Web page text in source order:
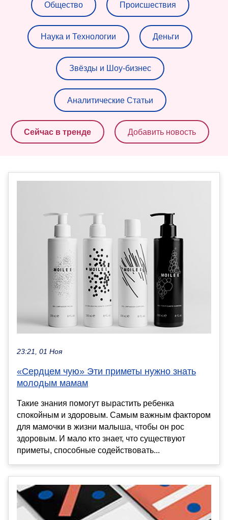
Общество Происшествия
Наука и Технологии Деньги
Звёзды и Шоу-бизнес
Аналитические Статьи
Сейчас в тренде Добавить новость
23:21, 01 Ноя
«Сердцем чую» Эти приметы нужно знать
молодым мамам
Такие знания помогут вырастить ребенка
спокойным и здоровым. Самым важным фактором
для мамочки в жизни малыша, чтобы он рос
здоровым. И мало кто знает, что существуют
приметы, способные содействовать...